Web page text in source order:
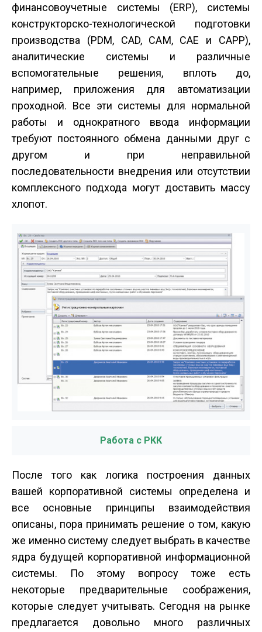
финансово­учетные системы (ERP), системы
конструкторско-технологической подготовки
производства (PDM, CAD, CAM, CAE и CAPP),
аналитические системы и различные
вспомогательные решения, вплоть до,
например, приложения для автоматизации
проходной. Все эти системы для нормальной
работы и однократного ввода информации
требуют постоянного обмена данными друг с
другом и при неправильной
последовательности внедрения или отсутствии
комплексного подхода могут доставить массу
хлопот.
Работа с РКК
После того как логика построения данных
вашей корпоративной системы определена и
все основные принципы взаимодействия
описаны, пора принимать решение о том, какую
же именно систему следует выбрать в качестве
ядра будущей корпоративной информационной
системы. По этому вопросу тоже есть
некоторые предварительные соображения,
которые следует учитывать. Сегодня на рынке
предлагается довольно много различных